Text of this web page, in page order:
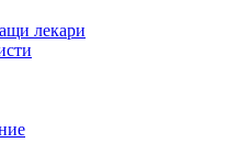
лекари